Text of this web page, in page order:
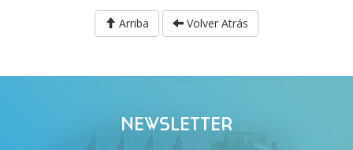
Arriba Volver Atrás
NEWSLETTER